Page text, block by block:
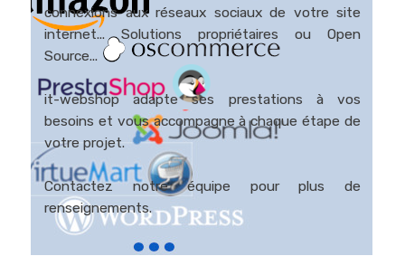
connexions aux réseaux sociaux de votre site
internet... Solutions propriétaires ou Open
Source...
it-webshop adapte ses prestations à vos
besoins et vous accompagne à chaque étape de
votre projet.
Contactez notre équipe pour plus de
renseignements.